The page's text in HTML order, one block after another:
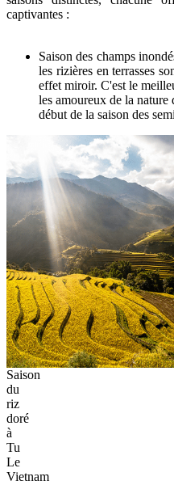
captivantes :
Saison des champs
les rizières en terrasses
effet miroir. C'est le
les amoureux de la nature
début de la saison des
Saison
du
riz
doré
à
Tu
Le
Vietnam